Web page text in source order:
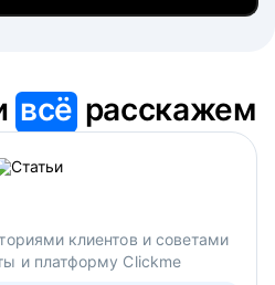
всё расскажем
клиентов и советами
и платформу Clickme